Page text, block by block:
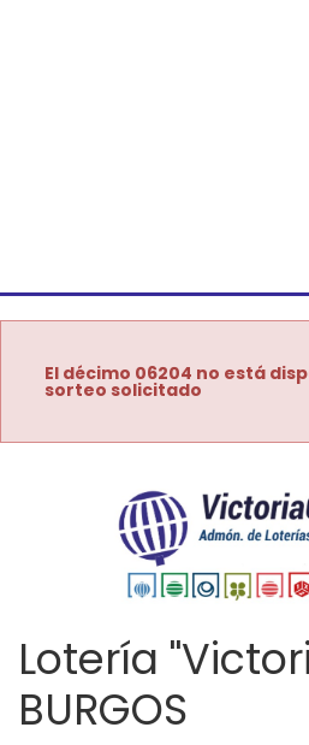
El décimo 06204 no está
sorteo solicitado
Lotería
BURGOS